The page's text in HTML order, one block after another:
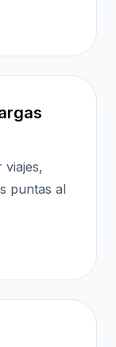
viajes,
puntas al